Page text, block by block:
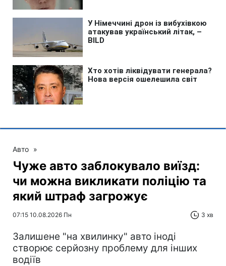
Авто »
Чуже авто заблокувало виїзд:
чи можна викликати поліцію та
який штраф загрожує
07:15 10.08.2026 Пн 3 хв
Залишене "на хвилинку" авто іноді
створює серйозну проблему для інших
водіїв